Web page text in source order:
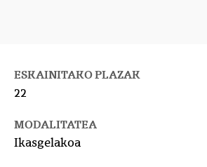
ESKAINITAKO PLAZAK
22
MODALITATEA
Ikasgelakoa